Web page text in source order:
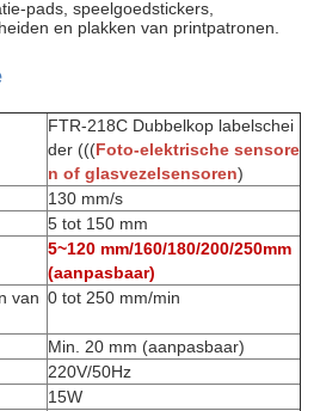
pads, speelgoedstickers,
en plakken van printpatronen.
FTR-218C Dubbelkop labelschei
der (((Foto-elektrische sensore
n of glasvezelsensoren)
130 mm/s
5 tot 150 mm
5~120 mm/160/180/200/250mm
(aanpasbaar)
van 0 tot 250 mm/min
Min. 20 mm (aanpasbaar)
220V/50Hz
15W